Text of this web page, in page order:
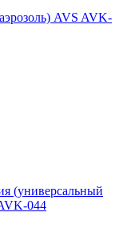
AVS AVK-
(универсальный
044